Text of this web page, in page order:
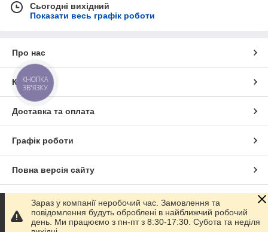
Сьогодні вихідний
Показати весь графік роботи
Про нас
Контакти
Доставка та оплата
Графік роботи
Повна версія сайту
Сайт створено на маркетплейсі Prom.ua
Політика конфіденційності
Зараз у компанії неробочий час. Замовлення та
повідомлення будуть оброблені в найближчий робочий
день. Ми працюємо з пн-пт з 8:30-17:30. Субота та неділя
КНОПКА
ЗВ'ЯЗКУ